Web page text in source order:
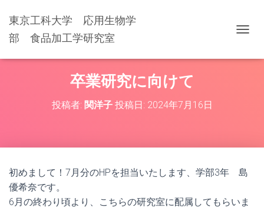
東京工科大学 応用生物学
部 食品加工学研究室
ゲ
替
卒業研究に向けて
投稿者: 関洋子投稿日: 2024年7月16日
初めまして！7月分のHPを担当いたします、学部3年 島
優希奈です。
6月の終わり頃より、こちらの研究室に配属してもらいま